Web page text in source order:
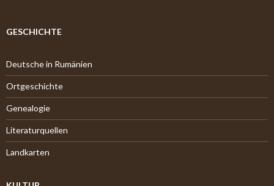
v
GESCHICHTE
Deutsche in Rumänien
Ortgeschichte
Genealogie
Literaturquellen
Landkarten